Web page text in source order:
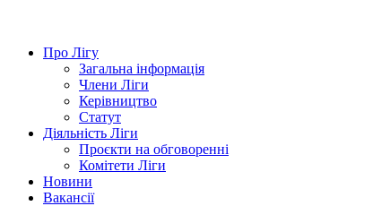
Про Лігу
Загальна інформація
Члени Ліги
Керівництво
Статут
Діяльність Ліги
Проєкти на обговоренні
Комітети Ліги
Новини
Вакансії